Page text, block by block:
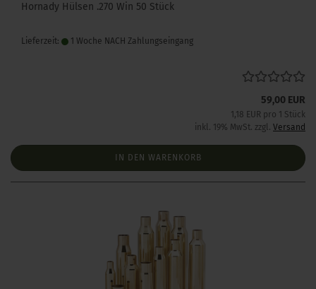
Hornady Hülsen .270 Win 50 Stück
Lieferzeit: 1 Woche NACH Zahlungseingang
59,00 EUR
1,18 EUR pro 1 Stück
inkl. 19% MwSt. zzgl. Versand
IN DEN WARENKORB